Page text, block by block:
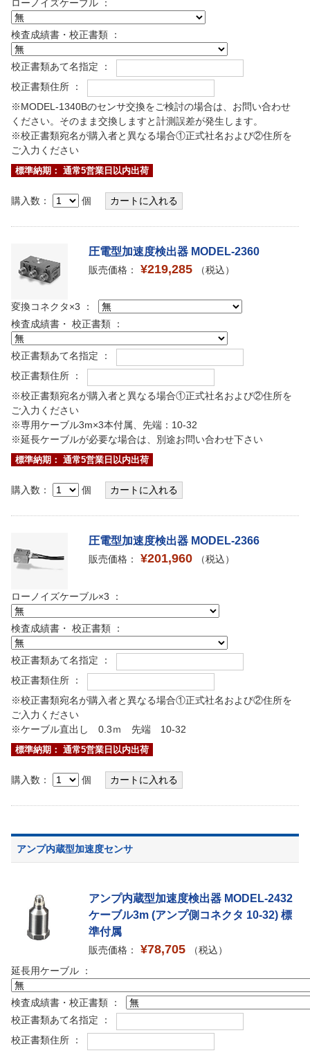
ローノイズケーブル ：
検査成績書・校正書類 ：
校正書類あて名指定 ：
校正書類住所 ：
※MODEL-1340Bのセンサ交換をご検討の場合は、お問い合わせ
ください。そのまま交換しますと計測誤差が発生します。
※校正書類宛名が購入者と異なる場合①正式社名および②住所を
ご入力ください
標準納期： 通常5営業日以内出荷
購入数： 個
圧電型加速度検出器 MODEL-2360
販売価格： ¥219,285 （税込）
変換コネクタ×3 ：
検査成績書・ 校正書類 ：
校正書類あて名指定 ：
校正書類住所 ：
※校正書類宛名が購入者と異なる場合①正式社名および②住所を
ご入力ください
※専用ケーブル3m×3本付属、先端：10-32
※延長ケーブルが必要な場合は、別途お問い合わせ下さい
標準納期： 通常5営業日以内出荷
購入数： 個
圧電型加速度検出器 MODEL-2366
販売価格： ¥201,960 （税込）
ローノイズケーブル×3 ：
検査成績書・ 校正書類 ：
校正書類あて名指定 ：
校正書類住所 ：
※校正書類宛名が購入者と異なる場合①正式社名および②住所を
ご入力ください
※ケーブル直出し 0.3ｍ 先端 10-32
標準納期： 通常5営業日以内出荷
購入数： 個
アンプ内蔵型加速度センサ
アンプ内蔵型加速度検出器 MODEL-2432
ケーブル3m (アンプ側コネクタ 10-32) 標
準付属
販売価格： ¥78,705
（税込）
延長用ケーブル ：
検査成績書・校正書類 ：
校正書類あて名指定 ：
校正書類住所 ：